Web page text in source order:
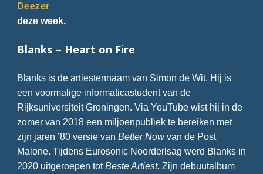
Deezer
deze week.
Blanks – Heart on Fire
Blanks is de artiestennaam van Simon de Wit. Hij is
een voormalige informaticastudent van de
Rijksuniversiteit Groningen. Via YouTube wist hij in de
zomer van 2018 een miljoenpubliek te bereiken met
zijn jaren ’80 versie van Better Nowvan de Post
Malone. Tijdens Eurosonic Noorderlsag werd Blanks in
2020 uitgeroepen tot Beste Artiest. Zijn debuutalbum